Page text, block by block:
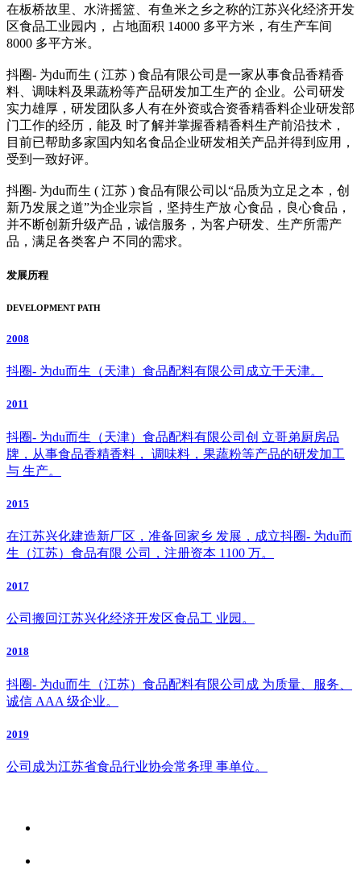
在板桥故里、水浒摇篮、有鱼米之乡之称的江苏兴化经济开发
区食品工业园内， 占地面积 14000 多平方米，有生产车间
8000 多平方米。
抖圈- 为du而生 ( 江苏 ) 食品有限公司是一家从事食品香精香
料、调味料及果蔬粉等产品研发加工生产的 企业。公司研发
实力雄厚，研发团队多人有在外资或合资香精香料企业研发部
门工作的经历，能及 时了解并掌握香精香料生产前沿技术，
目前已帮助多家国内知名食品企业研发相关产品并得到应用，
受到一致好评。
抖圈- 为du而生 ( 江苏 ) 食品有限公司以“品质为立足之本，创
新乃发展之道”为企业宗旨，坚持生产放 心食品，良心食品，
并不断创新升级产品，诚信服务，为客户研发、生产所需产
品，满足各类客户 不同的需求。
发展历程
DEVELOPMENT PATH
2008
抖圈- 为du而生（天津）食品配料有限公司成立于天津。
2011
抖圈- 为du而生（天津）食品配料有限公司创 立哥弟厨房品
牌，从事食品香精香料， 调味料，果蔬粉等产品的研发加工
与 生产。
2015
在江苏兴化建造新厂区，准备回家乡 发展，成立抖圈- 为du而
生（江苏）食品有限 公司，注册资本 1100 万。
2017
公司搬回江苏兴化经济开发区食品工 业园。
2018
抖圈- 为du而生（江苏）食品配料有限公司成 为质量、服务、
诚信 AAA 级企业。
2019
公司成为江苏省食品行业协会常务理 事单位。